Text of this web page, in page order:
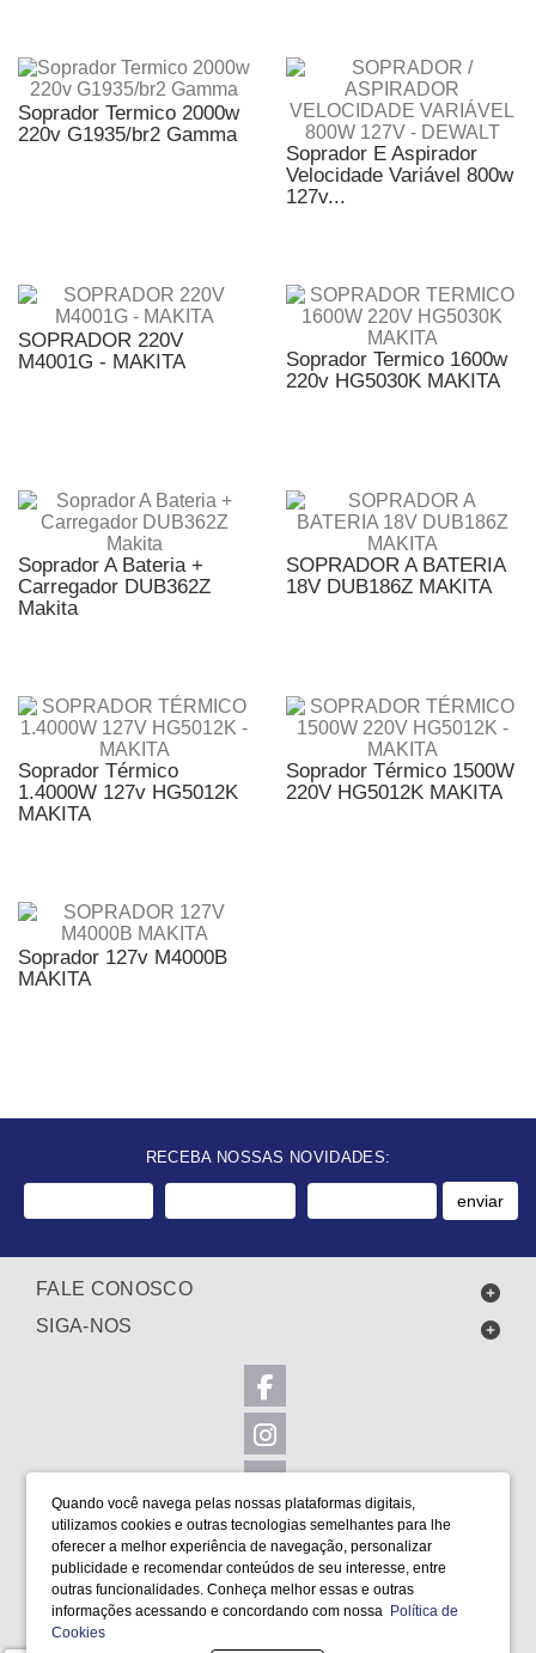
Quando você navega pelas nossas plataformas digitais,
utilizamos cookies e outras tecnologias semelhantes para lhe
oferecer a melhor experiência de navegação, personalizar
publicidade e recomendar conteúdos de seu interesse, entre
outras funcionalidades. Conheça melhor essas e outras
informações acessando e concordando com nossa Política de
Cookies
Soprador Termico 2000w
220v G1935/br2 Gamma
Soprador E Aspirador
Velocidade Variável 800w
127v...
SOPRADOR 220V
M4001G - MAKITA
Soprador Termico 1600w
220v HG5030K MAKITA
Soprador A Bateria +
Carregador DUB362Z
Makita
SOPRADOR A BATERIA
18V DUB186Z MAKITA
Soprador Térmico
1.4000W 127v HG5012K
MAKITA
Soprador Térmico 1500W
220V HG5012K MAKITA
Soprador 127v M4000B
MAKITA
RECEBA NOSSAS NOVIDADES:
enviar
FALE CONOSCO
SIGA-NOS
LOCALIZAÇÃO
FORMAS DE PAGAMENTO